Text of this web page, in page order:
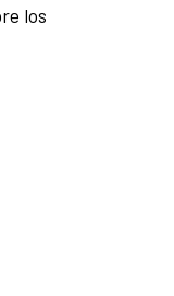
los